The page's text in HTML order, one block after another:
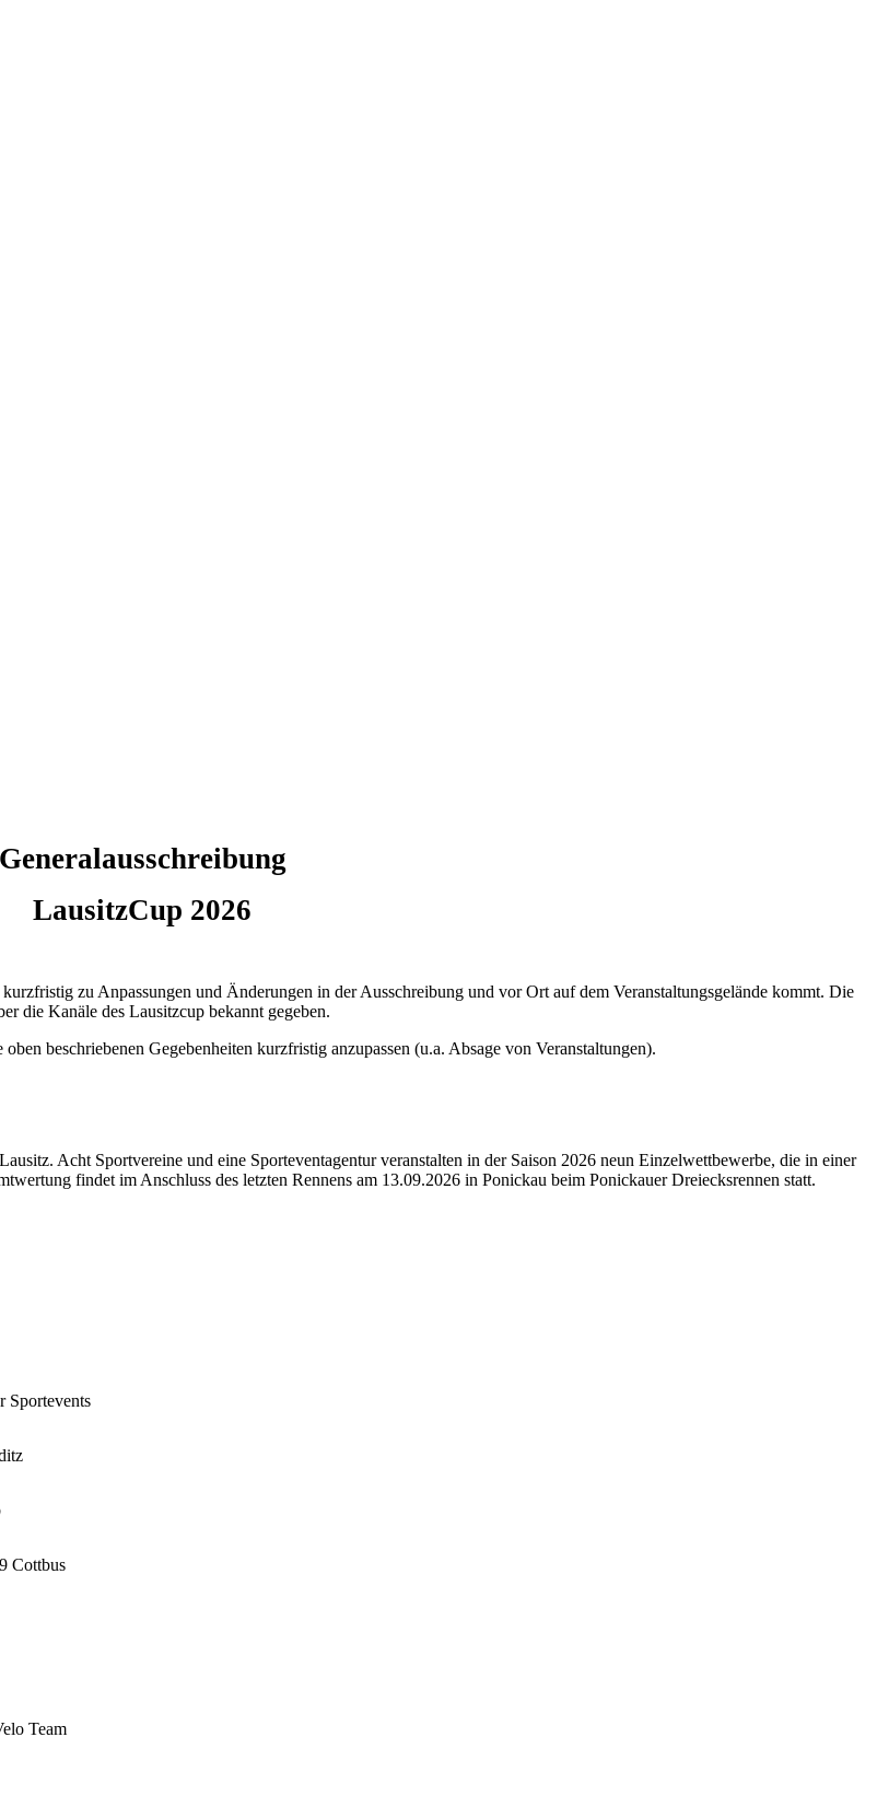
Generalausschreibung
LausitzCup 2026
zu Anpassungen und Änderungen in der Ausschreibung und vor Ort auf dem Veranstaltungsgelände kommt. Die
die Kanäle des Lausitzcup bekannt gegeben.
beschriebenen Gegebenheiten kurzfristig anzupassen (u.a. Absage von Veranstaltungen).
Acht Sportvereine und eine Sporteventagentur veranstalten in der Saison 2026 neun Einzelwettbewerbe, die in einer
findet im Anschluss des letzten Rennens am 13.09.2026 in Ponickau beim Ponickauer Dreiecksrennen statt.
Sportevents
Cottbus
Team